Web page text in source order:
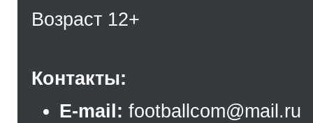
Возраст 12+
Контакты:
E-mail: footballcom@mail.ru